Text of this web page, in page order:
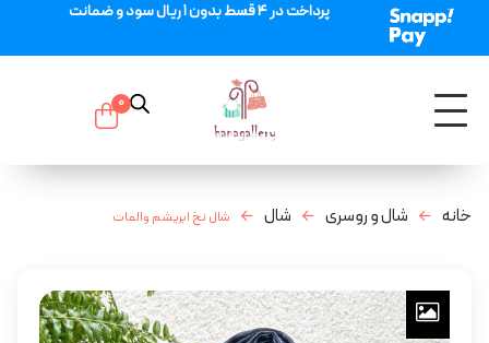
پرداخت در 4 قسط بدون 1 ریال سود و ضمانت
0
خانه شال و روسری شال شال نخ ابریشم والمات